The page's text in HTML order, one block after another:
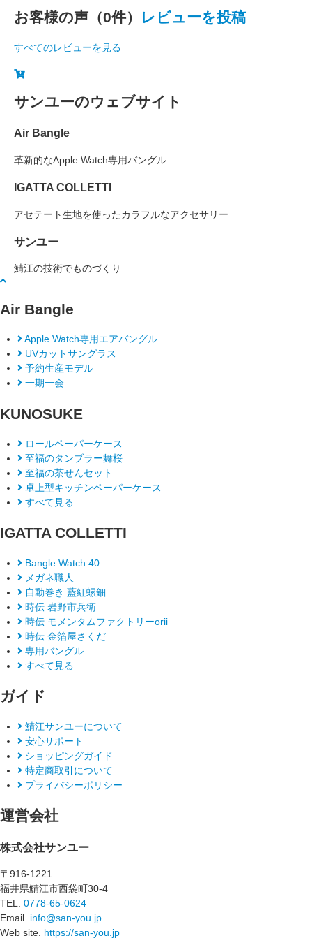
お客様の声（0件） レビューを投稿
すべてのレビューを見る
サンユーのウェブサイト
Air Bangle
革新的なApple Watch専用バングル
IGATTA COLLETTI
アセテート生地を使ったカラフルなアクセサリー
サンユー
鯖江の技術でものづくり
Air Bangle
Apple Watch専用エアバングル
UVカットサングラス
予約生産モデル
一期一会
KUNOSUKE
ロールペーパーケース
至福のタンブラー舞桜
至福の茶せんセット
卓上型キッチンペーパーケース
すべて見る
IGATTA COLLETTI
Bangle Watch 40
メガネ職人
自動巻き 藍紅螺鈿
時伝 岩野市兵衛
時伝 モメンタムファクトリーorii
時伝 金箔屋さくだ
専用バングル
すべて見る
ガイド
鯖江サンユーについて
安心サポート
ショッピングガイド
特定商取引について
プライバシーポリシー
運営会社
株式会社サンユー
〒916-1221
福井県鯖江市西袋町30-4
TEL. 0778-65-0624
Email. info@san-you.jp
Web site. https://san-you.jp